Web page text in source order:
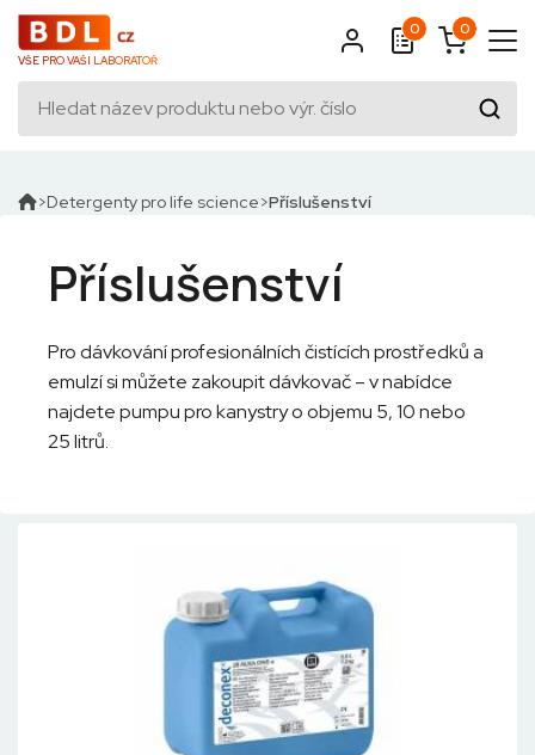
VŠE PRO VAŠI LABORATOŘ
0 0
Detergenty pro life science Příslušenství
Příslušenství
Pro dávkování profesionálních čistících prostředků a
emulzí si můžete zakoupit dávkovač – v nabídce
najdete pumpu pro kanystry o objemu 5, 10 nebo
25 litrů.